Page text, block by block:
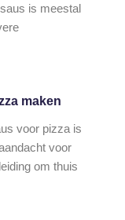
is meestal
maken
voor pizza is
voor
om thuis